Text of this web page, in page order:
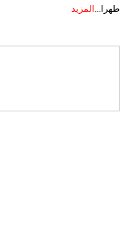
طهرا... المزيد